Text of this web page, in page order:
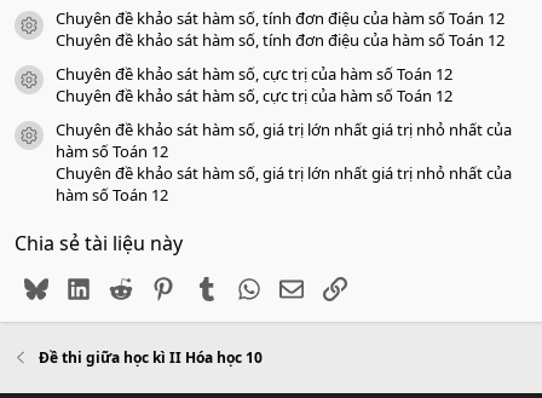
icon tài liệu
Chuyên đề khảo sát hàm số, tính đơn điệu của hàm số Toán 12
Chuyên đề khảo sát hàm số, tính đơn điệu của hàm số Toán 12
icon tài liệu
Chuyên đề khảo sát hàm số, cực trị của hàm số Toán 12
Chuyên đề khảo sát hàm số, cực trị của hàm số Toán 12
icon tài liệu
Chuyên đề khảo sát hàm số, giá trị lớn nhất giá trị nhỏ nhất của
hàm số Toán 12
Chuyên đề khảo sát hàm số, giá trị lớn nhất giá trị nhỏ nhất của
hàm số Toán 12
Chia sẻ tài liệu này
BlueskyLinkedIn
Reddit PinterestTumblr WhatsApp
EmailLink
Đề thi giữa học kì II Hóa học 10